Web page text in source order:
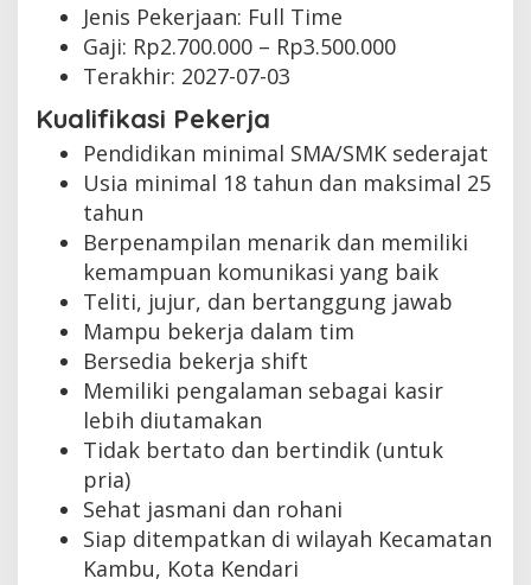
Jenis Pekerjaan: Full Time
Gaji: Rp2.700.000 – Rp3.500.000
Terakhir: 2027-07-03
Kualifikasi Pekerja
Pendidikan minimal SMA/SMK sederajat
Usia minimal 18 tahun dan maksimal 25
tahun
Berpenampilan menarik dan memiliki
kemampuan komunikasi yang baik
Teliti, jujur, dan bertanggung jawab
Mampu bekerja dalam tim
Bersedia bekerja shift
Memiliki pengalaman sebagai kasir
lebih diutamakan
Tidak bertato dan bertindik (untuk
pria)
Sehat jasmani dan rohani
Siap ditempatkan di wilayah Kecamatan
Kambu, Kota Kendari